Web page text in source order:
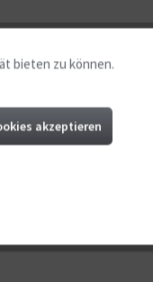
sich schnell und
Aktiv
Aktiv
bieten zu können.
akzeptieren